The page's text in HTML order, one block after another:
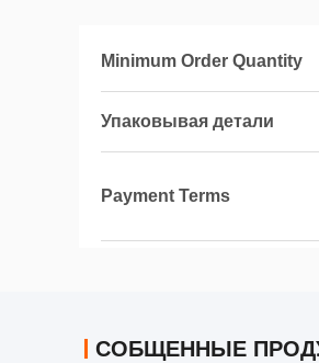
Minimum Order Quantity
Упаковывая детали
Payment Terms